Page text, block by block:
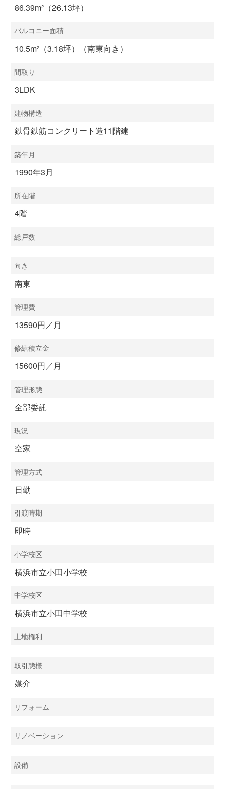
86.39m²（26.13坪）
バルコニー面積
10.5m²（3.18坪）（南東向き）
間取り
3LDK
建物構造
鉄骨鉄筋コンクリート造11階建
築年月
1990年3月
所在階
4階
総戸数
向き
南東
管理費
13590円／月
修繕積立金
15600円／月
管理形態
全部委託
現況
空家
管理方式
日勤
引渡時期
即時
小学校区
横浜市立小田小学校
中学校区
横浜市立小田中学校
土地権利
取引態様
媒介
リフォーム
リノベーション
設備